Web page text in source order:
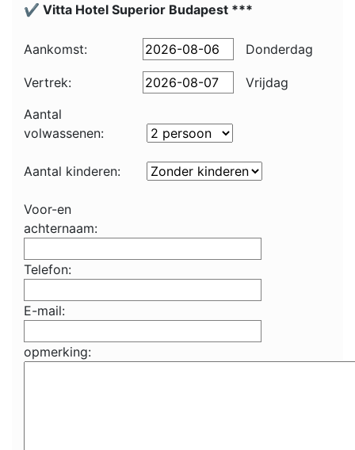
✔️ Vitta Hotel Superior Budapest ***
Aankomst: Donderdag
Vertrek:
Vrijdag
Aantal
volwassenen:
Aantal kinderen:
Voor-en
achternaam:
Telefon:
E-mail:
opmerking: